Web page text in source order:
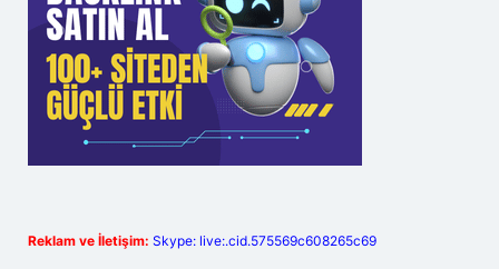
Reklam ve İletişim: Skype: live:.cid.575569c608265c69